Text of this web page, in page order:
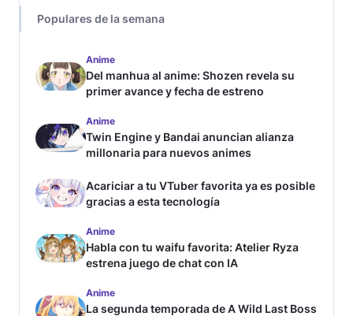
Populares de la semana
Anime
Del manhua al anime: Shozen revela su
primer avance y fecha de estreno
Anime
Twin Engine y Bandai anuncian alianza
millonaria para nuevos animes
Acariciar a tu VTuber favorita ya es posible
gracias a esta tecnología
Anime
Habla con tu waifu favorita: Atelier Ryza
estrena juego de chat con IA
Anime
La segunda temporada de A Wild Last Boss